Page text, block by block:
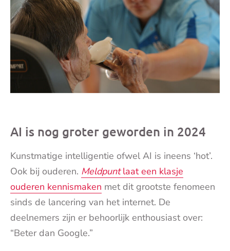
AI is nog groter geworden in 2024
Kunstmatige intelligentie ofwel AI is ineens ‘hot’.
Ook bij ouderen. Meldpuntlaat een klasje
ouderen kennismaken met dit grootste fenomeen
sinds de lancering van het internet. De
deelnemers zijn er behoorlijk enthousiast over:
“Beter dan Google.”